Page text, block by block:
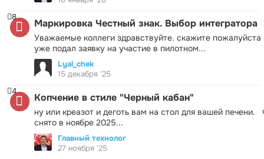
Маркировка Честный знак. Выбор интегратора
Уважаемые коллеги здравствуйте. скажите пожалуйста
уже подал заявку на участие в пилотном...
8
Lyal_chek
15 декабря '25
Копчение в стиле "Черный кабан"
ну или креазот и деготь вам на стол для вашей печени.
снято в ноябре 2025...
4
Главный технолог
27 ноября '25